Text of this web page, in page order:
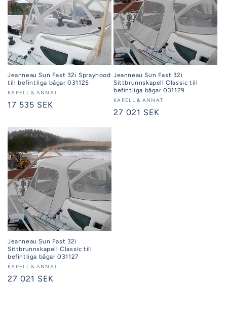
Jeanneau Sun Fast 32i Sprayhood
till befintliga bågar 031125
Säljare:
KAPELL & ANNAT
Ordinarie
17 535 SEK
Jeanneau Sun Fast 32i
Sittbrunnskapell Classic till
befintliga bågar 031129
Säljare:
KAPELL & ANNAT
Ordinarie
27 021 SEK
Jeanneau Sun Fast 32i
Sittbrunnskapell Classic till
befintliga bågar 031127
Säljare:
KAPELL & ANNAT
Ordinarie
27 021 SEK